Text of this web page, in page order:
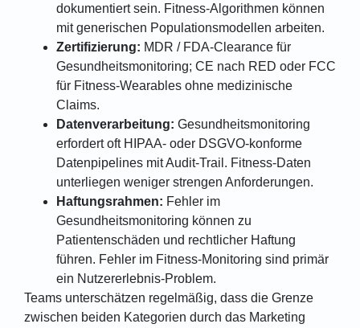
dokumentiert sein. Fitness-Algorithmen können
mit generischen Populationsmodellen arbeiten.
Zertifizierung: MDR / FDA-Clearance für
Gesundheitsmonitoring; CE nach RED oder FCC
für Fitness-Wearables ohne medizinische
Claims.
Datenverarbeitung: Gesundheitsmonitoring
erfordert oft HIPAA- oder DSGVO-konforme
Datenpipelines mit Audit-Trail. Fitness-Daten
unterliegen weniger strengen Anforderungen.
Haftungsrahmen: Fehler im
Gesundheitsmonitoring können zu
Patientenschäden und rechtlicher Haftung
führen. Fehler im Fitness-Monitoring sind primär
ein Nutzererlebnis-Problem.
Teams unterschätzen regelmäßig, dass die Grenze
zwischen beiden Kategorien durch das Marketing